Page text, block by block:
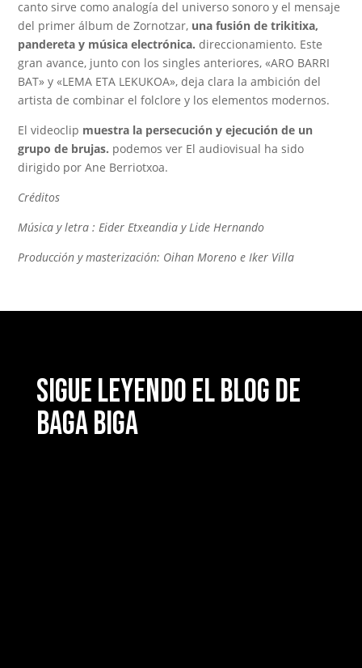
canto sirve como analogía del universo sonoro y el mensaje
del primer álbum de Zornotzar, una fusión de trikitixa,
pandereta y música electrónica. direccionamiento. Este
gran avance, junto con los singles anteriores, «ARO BARRI
BAT» y «LEMA ETA LEKUKOA», deja clara la ambición del
artista de combinar el folclore y los elementos modernos.
El videoclip muestra la persecución y ejecución de un
grupo de brujas. podemos ver El audiovisual ha sido
dirigido por Ane Berriotxoa.
Créditos
Música y letra : Eider Etxeandia y Lide Hernando
Producción y masterización: Oihan Moreno e Iker Villa
Sigue leyendo el blog de
Baga Biga